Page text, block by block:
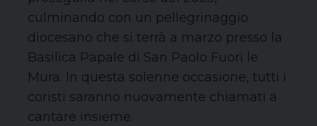
culminando con un pellegrinaggio
diocesano che si terrà a marzo presso la
Basilica Papale di San Paolo Fuori le
Mura. In questa solenne occasione, tutti i
coristi saranno nuovamente chiamati a
cantare insieme.